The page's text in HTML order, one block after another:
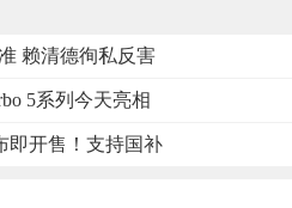
赖清德徇私反害
5系列今天亮相
即开售！支持国补